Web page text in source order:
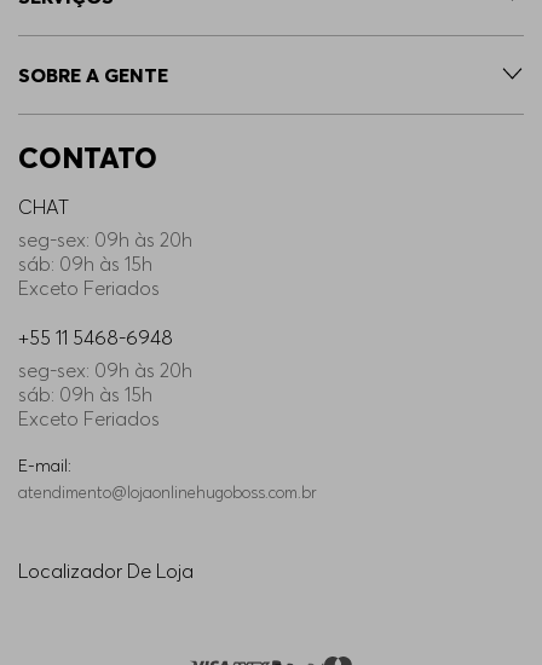
SOBRE A GENTE
CONTATO
CHAT
seg-sex: 09h às 20h
sáb: 09h às 15h
Exceto Feriados
+55 11 5468-6948
seg-sex: 09h às 20h
sáb: 09h às 15h
Exceto Feriados
E-mail:
atendimento@lojaonlinehugoboss.com.br
Localizador De Loja